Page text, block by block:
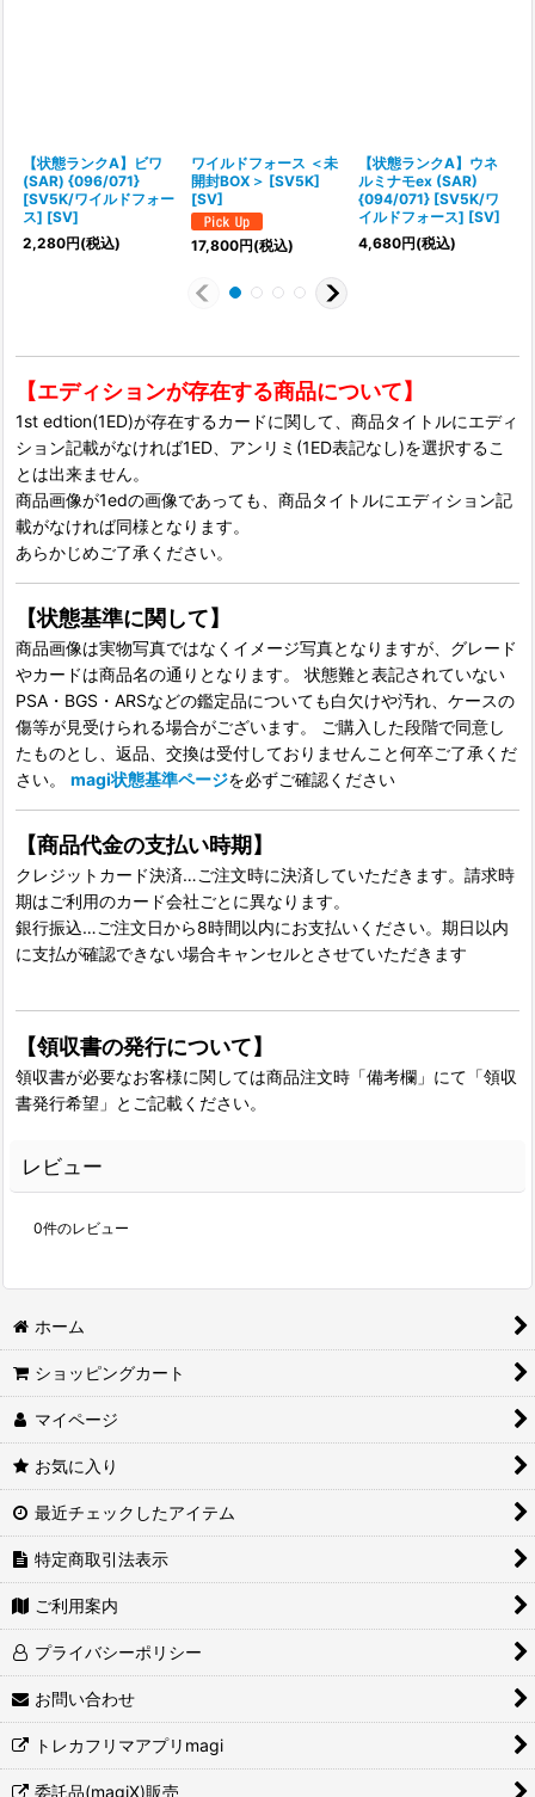
【状態ランクA】ビワ
(SAR) {096/071}
[SV5K/ワイルドフォー
ス] [SV]
2,280円(税込)
ワイルドフォース ＜未
開封BOX＞ [SV5K]
[SV]
17,800円(税込)
【状態ランクA】ウネ
ルミナモex (SAR)
{094/071} [SV5K/ワ
イルドフォース] [SV]
4,680円(税込)
【エディションが存在する商品について】
1st edtion(1ED)が存在するカードに関して、商品タイトルにエディ
ション記載がなければ1ED、アンリミ(1ED表記なし)を選択するこ
とは出来ません。
商品画像が1edの画像であっても、商品タイトルにエディション記
載がなければ同様となります。
あらかじめご了承ください。
【状態基準に関して】
商品画像は実物写真ではなくイメージ写真となりますが、グレード
やカードは商品名の通りとなります。 状態難と表記されていない
PSA・BGS・ARSなどの鑑定品についても白欠けや汚れ、ケースの
傷等が見受けられる場合がございます。 ご購入した段階で同意し
たものとし、返品、交換は受付しておりませんこと何卒ご了承くだ
さい。 magi状態基準ページを必ずご確認ください
【商品代金の支払い時期】
クレジットカード決済…ご注文時に決済していただきます。請求時
期はご利用のカード会社ごとに異なります。
銀行振込…ご注文日から8時間以内にお支払いください。期日以内
に支払が確認できない場合キャンセルとさせていただきます
【領収書の発行について】
領収書が必要なお客様に関しては商品注文時「備考欄」にて「領収
書発行希望」とご記載ください。
レビュー
0件のレビュー
ホーム
ショッピングカート
マイページ
お気に入り
最近チェックしたアイテム
特定商取引法表示
ご利用案内
プライバシーポリシー
お問い合わせ
トレカフリマアプリmagi
委託品(magiX)販売